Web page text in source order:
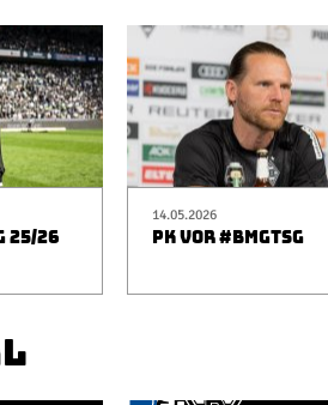
25/26
14.05.2026
PK VOR #BMGTSG